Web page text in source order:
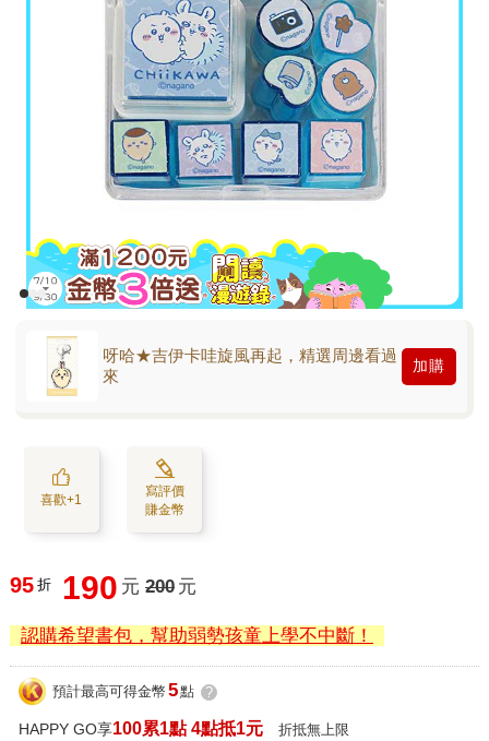
呀哈★吉伊卡哇旋風再起，精選周邊看過
來
加購
喜歡+1
寫評價
賺金幣
95 折 190 元 200 元
認購希望書包，幫助弱勢孩童上學不中斷！
預計最高可得金幣 5點 ?
HAPPY GO享100累1點 4點抵1元 折抵無上限